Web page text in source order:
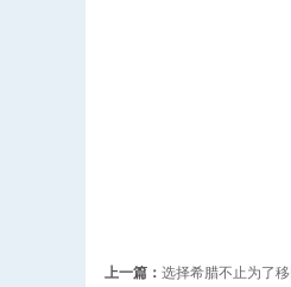
上一篇： 选择希腊不止为了